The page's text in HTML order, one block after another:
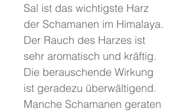
Sal ist das wichtigste Harz
der Schamanen im Himalaya.
Der Rauch des Harzes ist
sehr aromatisch und kräftig.
Die berauschende Wirkung
ist geradezu überwältigend.
Manche Schamanen geraten